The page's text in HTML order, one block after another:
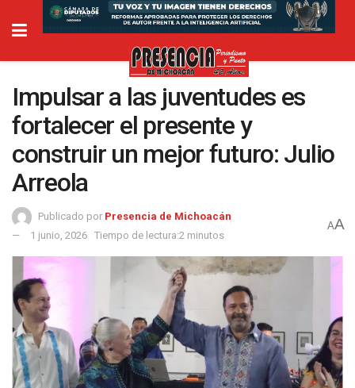
Impulsar a las juventudes es
fortalecer el presente y
construir un mejor futuro: Julio
Arreola
Publicado por Presencia de Michoacán
1 junio, 2026 Tiempo de lectura:2 minutos
AA